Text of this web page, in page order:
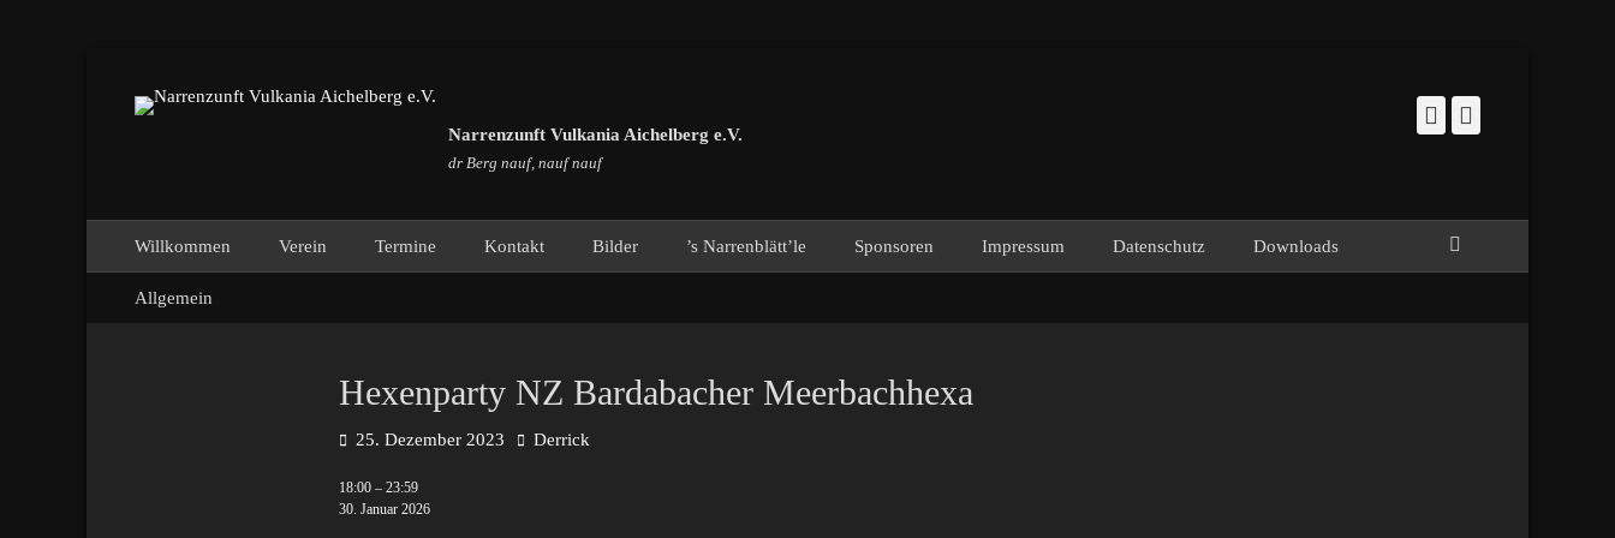
Narrenzunft Vulkania Aichelberg e.V.
dr Berg nauf, nauf nauf
Facebook
Primäres Menü
Willkommen Verein Termine Kontakt Bilder ’s Narrenblätt’le Sponsoren Impressum Datenschutz Downloads
Sekundäres Menü
Allgemein
Hexenparty NZ Bardabacher Meerbachhexa
Posted25. Dezember 2023 AutorDerrick
Hexenparty
NZ
18:00 – 23:59
30. Januar 2026